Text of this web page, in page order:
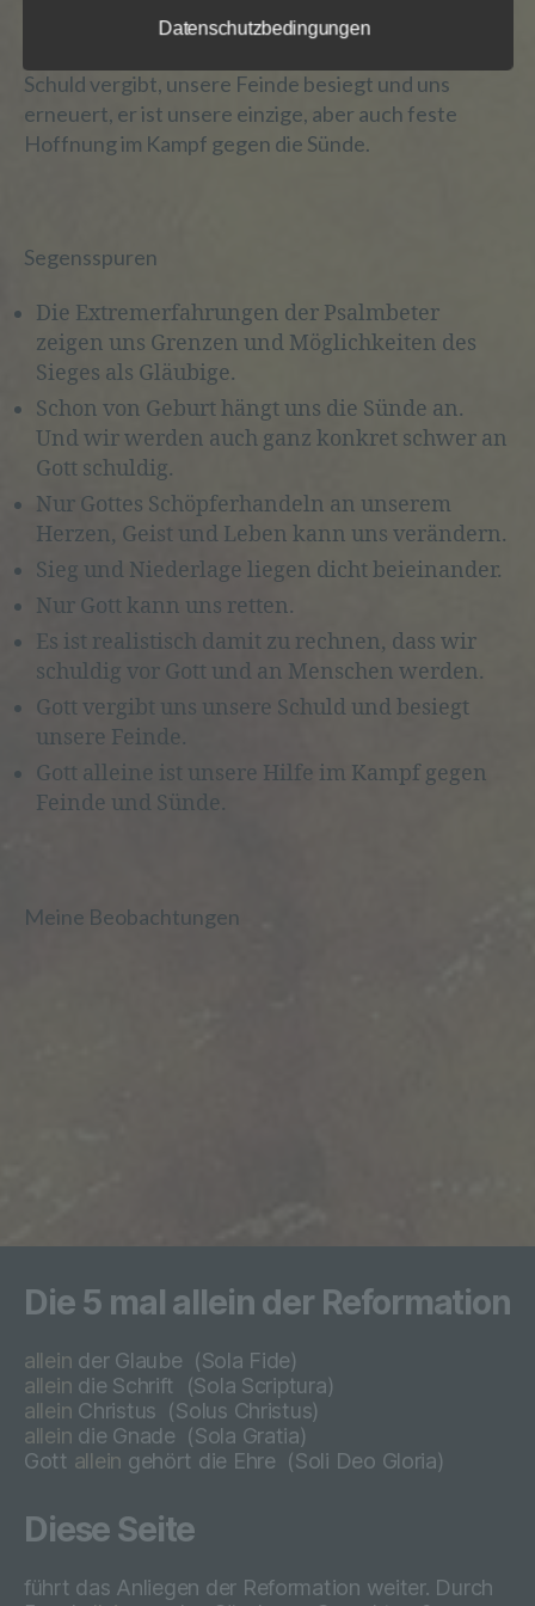
Leben von Sündern etwas Neues schaffen und ihren
Schuld vergibt, unsere Feinde besiegt und uns
erneuert, er ist unsere einzige, aber auch feste
Hoffnung im Kampf gegen die Sünde.
Segensspuren
Die Extremerfahrungen der Psalmbeter
zeigen uns Grenzen und Möglichkeiten des
Sieges als Gläubige.
Schon von Geburt hängt uns die Sünde an.
Und wir werden auch ganz konkret schwer an
Gott schuldig.
Nur Gottes Schöpferhandeln an unserem
Herzen, Geist und Leben kann uns verändern.
Sieg und Niederlage liegen dicht beieinander.
Nur Gott kann uns retten.
Es ist realistisch damit zu rechnen, dass wir
schuldig vor Gott und an Menschen werden.
Gott vergibt uns unsere Schuld und besiegt
unsere Feinde.
Gott alleine ist unsere Hilfe im Kampf gegen
Feinde und Sünde.
Meine Beobachtungen
Die 5 mal allein der Reformation
allein der Glaube (Sola Fide)
allein die Schrift
(Sola Scriptura)
allein Christus (Solus Christus)
allein die Gnade (Sola Gratia)
Gott allein gehört die Ehre (Soli Deo Gloria)
Diese Seite
führt das Anliegen der Reformation weiter. Durch
verarbeitet werden.
c) Verarbeitung
im Zusammenhang mit
Erheben, das Erfassen, die Organisation,
das Ordnen, die Speicherung, die
Anpassung oder Veränderung, das
Auslesen, das Abfragen, die Verwendung,
die Offenlegung durch Übermittlung,
Verbreitung oder eine andere Form der
Bereitstellung, den Abgleich oder die
Verknüpfung, die Einschränkung, das
Löschen oder die Vernichtung.
d) Einschränkung der Verarbeitung
Einschränkung der Verarbeitung ist die
Markierung gespeicherter
personenbezogener Daten mit dem Ziel,
ihre künftige Verarbeitung einzuschränken.
Verarbeitung personenbezogener Daten,
f) Pseudonymisierung
Pseudonymisierung ist die Verarbeitung
personenbezogener Daten in einer Weise,
auf welche die personenbezogenen Daten
ohne Hinzuziehung zusätzlicher
zugeordnet werden können, sofern diese
aufbewahrt werden und technischen und
Datenschutzbedingungen